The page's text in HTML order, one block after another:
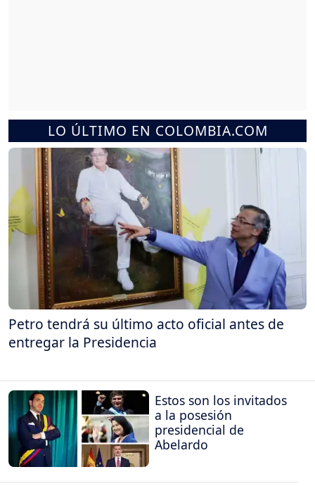
LO ÚLTIMO EN COLOMBIA.COM
Petro tendrá su último acto oficial antes de
entregar la Presidencia
Estos son los invitados
a la posesión
presidencial de
Abelardo